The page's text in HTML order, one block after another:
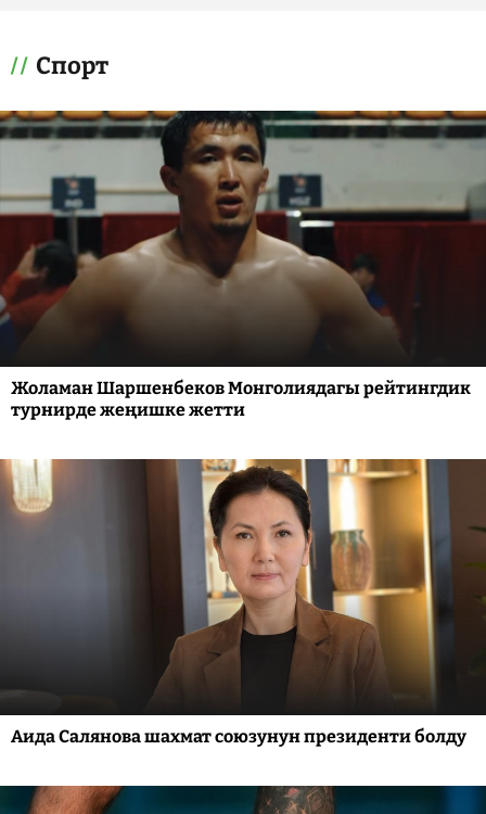
Спорт
Жоламан Шаршенбеков Монголиядагы рейтингдик
турнирде жеңишке жетти
Аида Салянова шахмат союзунун президенти болду